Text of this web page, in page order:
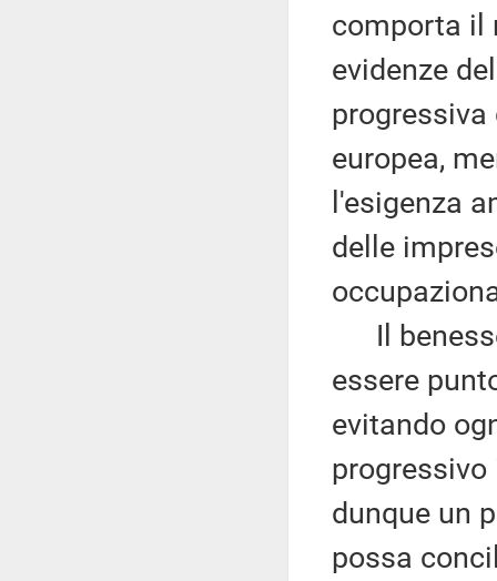
comporta il
evidenze
europea,
l'esigenza
delle
Il
essere
evitando
dunque un
possa